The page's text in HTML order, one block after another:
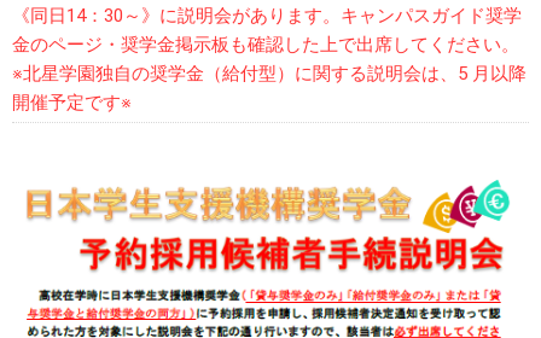
《同日14：30～》に説明会があります。キャンパスガイド奨学
金のページ・奨学金掲示板も確認した上で出席してください。
※北星学園独自の奨学金（給付型）に関する説明会は、5 月以降
開催予定です※